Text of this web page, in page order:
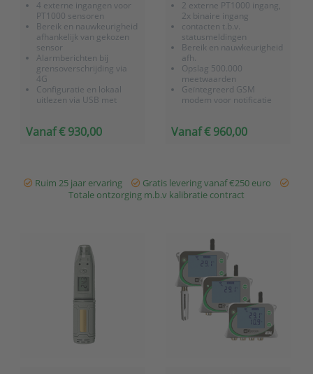
4 externe ingangen voor
PT1000 sensoren
Bereik en nauwkeurigheid
afhankelijk van gekozen
sensor
Alarmberichten bij
grensoverschrijding via
4G
Configuratie en lokaal
uitlezen via USB met
Altijd en overal inzicht met
Vanaf € 930,00
2 externe PT1000 ingang,
2x binaire ingang
contacten t.b.v.
statusmeldingen
Bereik en nauwkeurigheid
afh.
Opslag 500.000
meetwaarden
Geïntegreerd GSM
modem voor notificatie
Li-ion batterij voor
Vanaf € 960,00
Ruim 25 jaar ervaring
Gratis levering vanaf €250 euro
Totale ontzorging m.b.v kalibratie contract